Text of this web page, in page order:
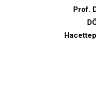
Prof.